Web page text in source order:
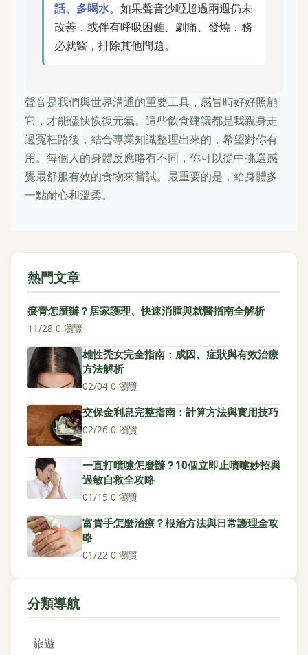
話、多喝水。如果聲音沙啞超過兩週仍未
改善，或伴有呼吸困難、劇痛、發燒，務
必就醫，排除其他問題。
聲音是我們與世界溝通的重要工具，感冒時好好照顧
它，才能儘快恢復元氣。這些飲食建議都是我親身走
過冤枉路後，結合專業知識整理出來的，希望對你有
用。每個人的身體反應略有不同，你可以從中挑選感
覺最舒服有效的食物來嘗試。最重要的是，給身體多
一點耐心和溫柔。
熱門文章
瘀青怎麼辦？居家護理、快速消腫與就醫指南全解析
11/28·0 瀏覽
雄性禿女完全指南：成因、症狀與有效治療
方法解析
02/04·0 瀏覽
交保金利息完整指南：計算方法與實用技巧
02/26·0 瀏覽
一直打噴嚏怎麼辦？10個立即止噴嚏妙招與
過敏自救全攻略
01/15·0 瀏覽
富貴手怎麼治療？根治方法與日常護理全攻
略
01/22·0 瀏覽
分類導航
旅遊